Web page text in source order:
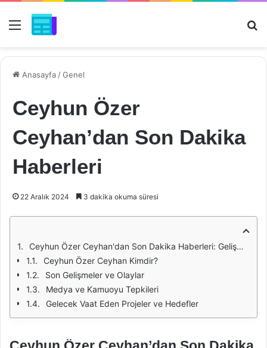
Menü
Anasayfa /Genel
Ceyhun Özer
Ceyhan’dan Son Dakika
Haberleri
22 Aralık 2024 3 dakika okuma süresi
Ceyhun Özer Ceyhan'dan Son Dakika Haberleri: Gelişmeler ve Analizler
Ceyhun Özer Ceyhan Kimdir?
Son Gelişmeler ve Olaylar
Medya ve Kamuoyu Tepkileri
Gelecek Vaat Eden Projeler ve Hedefler